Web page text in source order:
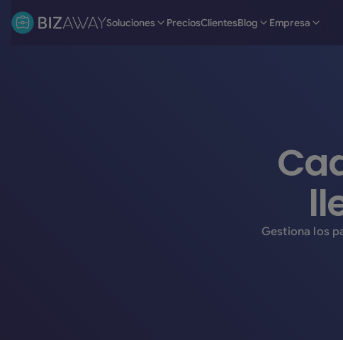
Soluciones PreciosClientesBlog Empresa
Gestiona los